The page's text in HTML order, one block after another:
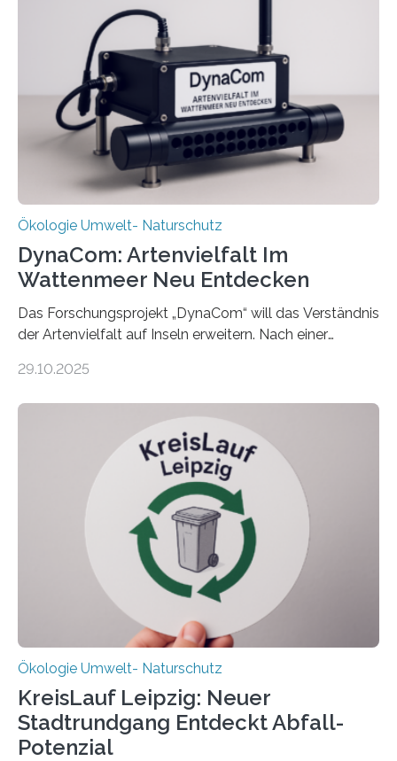
Ökologie Umwelt- Naturschutz
DynaCom: Artenvielfalt Im
Wattenmeer Neu Entdecken
Das Forschungsprojekt „DynaCom“ will das Verständnis
der Artenvielfalt auf Inseln erweitern. Nach einer
Beobachtungen im Wattenmeer ist nun eine große
Oldenburg befassen sich insbesondere damit, wie ein
Ökosystem gedeiht – und wie sich dieser Prozess
verlässlich prognostizieren lässt. Grünes Licht für
„DynaCom“: Die Deutsche Forschungsgemeinschaft
(DFG) fördert das Anfang 2019 gestartete
Forschungsprojekt an der Universität Oldenburg für
zwei weitere Jahre mit rund 1,2 Millionen Euro. „Wir
freuen uns sehr über…
29.10.2025
Ökologie Umwelt- Naturschutz
KreisLauf Leipzig: Neuer
Stadtrundgang Entdeckt Abfall-
Potenzial